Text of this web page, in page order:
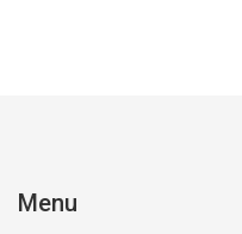
Menu